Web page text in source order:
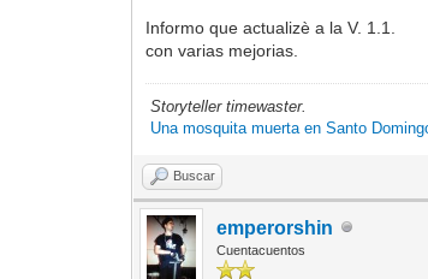
Informo que actualizè a la V. 1.1.
con varias mejorias.
Storyteller timewaster.
Una mosquita muerta en Santo
Buscar
emperorshin
Cuentacuentos